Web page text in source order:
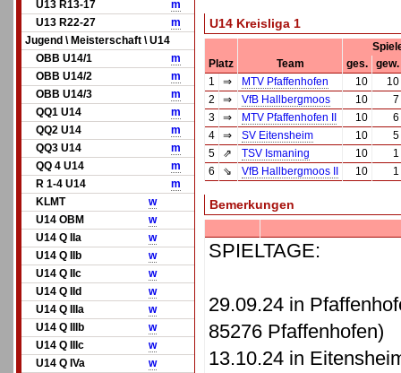
U13 R13-17
m
U13 R22-27
m
Jugend \ Meisterschaft \ U14
OBB U14/1
m
OBB U14/2
m
OBB U14/3
m
QQ1 U14
m
QQ2 U14
m
QQ3 U14
m
QQ 4 U14
m
R 1-4 U14
m
KLMT
w
U14 OBM
w
U14 Q IIa
w
U14 Q IIb
w
U14 Q IIc
w
U14 Q IId
w
U14 Q IIIa
w
U14 Q IIIb
w
U14 Q IIIc
w
U14 Q IVa
w
U14 Kreisliga 1
Platz
Team ges.
gew.
1
⇒ MTV Pfaffenhofen 10
10
2
⇒ VfB Hallbergmoos 10
7
3
⇒ MTV Pfaffenhofen II 10
6
4
⇒ SV Eitensheim 10
5
5
⇗ TSV Ismaning 10
1
6
⇘ VfB Hallbergmoos II 10 1
Bemerkungen
SPIELTAGE:
29.09.24 in
85276 Pfaffenhofen)
13.10.24 in